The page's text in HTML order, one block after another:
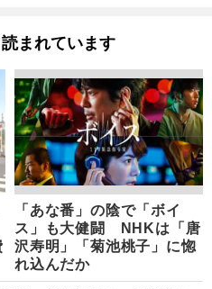
まれています
「あな番」の陰で「ボイ
ス」も大健闘 NHKは「唐
沢寿明」「菊池桃子」に惚
れ込んだか